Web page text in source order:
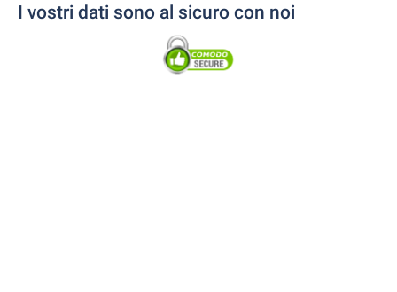
I vostri dati sono al sicuro con noi